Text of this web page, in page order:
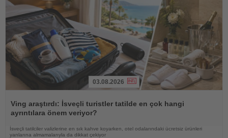
Oku
03.08.2026
Ving araştırdı: İsveçli turistler tatilde en çok hangi
ayrıntılara önem veriyor?
İsveçli tatilciler valizlerine en sık kahve koyarken, otel odalarındaki ücretsiz ürünleri
yanlarına almamalarıyla da dikkat çekiyor